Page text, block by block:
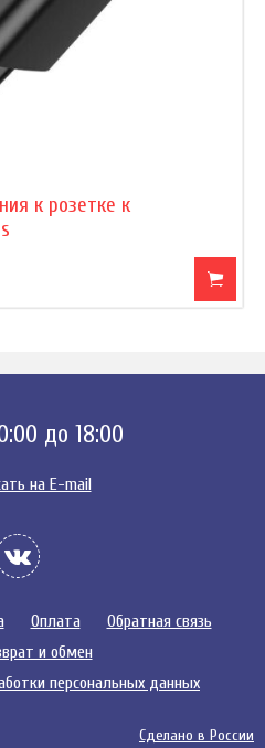
к розетке к
до 18:00
на E-mail
Оплата
Обратная связь
и обмен
персональных данных
Сделано в России